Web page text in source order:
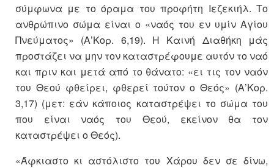
σύμφωνα με το όραμα του προφήτη Ιεζεκιήλ. Το
ανθρώπινο σώμα είναι ο «ναός του εν υμίν Αγίου
Πνεύματος» (Α’Κορ. 6,19). Η Καινή Διαθήκη μάς
προστάζει να μην τον καταστρέφουμε αυτόν το ναό
και πριν και μετά από το θάνατο: «ει τις τον ναόν
του Θεού φθείρει, φθερεί τούτον ο Θεός» (Α’Κορ.
3,17) (μετ: εάν κάποιος καταστρέψει το σώμα του
που είναι ναός του Θεού, εκείνον θα τον
καταστρέψει ο Θεός).
«Άφκιαστο κι αστόλιστο του Χάρου δεν σε δίνω,